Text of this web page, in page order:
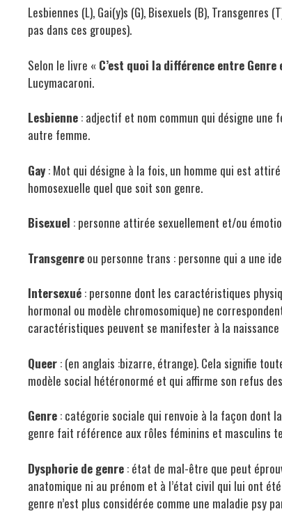
Lesbiennes (L), Gai(y)s (G), Bisexuels (B),
pas dans ces groupes).
Selon le livre « C’est quoi la différence entre Genre
Lucymacaroni.
Lesbienne : adjectif et nom commun qui désigne
autre femme.
Gay: Mot qui désigne à la fois, un homme qui est
homosexuelle quel que soit son genre.
Bisexuel : personne attirée sexuellement et/ou
Transgenre ou personne trans : personne qui a une
Intersexué : personne dont les caractéristiques
hormonal ou modèle chromosomique) ne
caractéristiques peuvent se manifester à la naissance
Queer : (en anglais :bizarre, étrange). Cela signifie
modèle social hétéronormé et qui affirme son refus
Genre : catégorie sociale qui renvoie à la façon dont
genre fait référence aux rôles féminins et masculins
Dysphorie de genre : état de mal-être que peut
anatomique ni au prénom et à l’état civil qui lui ont
genre n’est plus considérée comme une maladie psy